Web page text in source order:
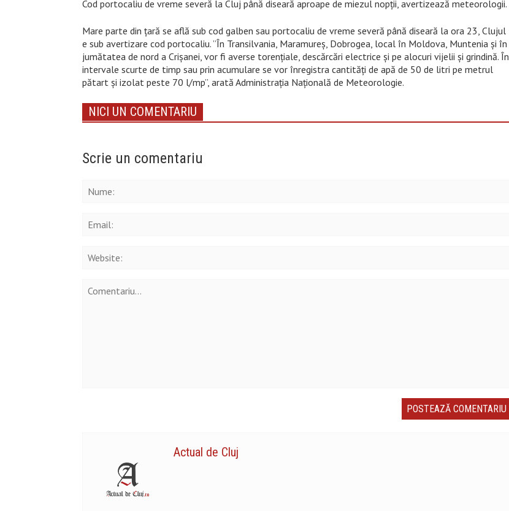
Cod portocaliu de vreme severă la Cluj până diseară aproape de miezul nopții, avertizează meteorologii.
Mare parte din țară se află sub cod galben sau portocaliu de vreme severă până diseară la ora 23, Clujul
e sub avertizare cod portocaliu. ”În Transilvania, Maramureș, Dobrogea, local în Moldova, Muntenia și în
jumătatea de nord a Crișanei, vor fi averse torențiale, descărcări electrice și pe alocuri vijelii și grindină. În
intervale scurte de timp sau prin acumulare se vor înregistra cantități de apă de 50 de litri pe metrul
pătart și izolat peste 70 l/mp”, arată Administrația Națională de Meteorologie.
NICI UN COMENTARIU
Scrie un comentariu
Actual de Cluj